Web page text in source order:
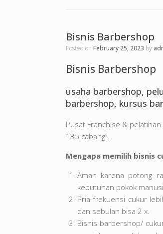
Bisnis Barbershop
Posted on February 25, 2023 by
Bisnis Barbershop
usaha barbershop,
barbershop, kursus
Pusat Franchise & pelatihan
135 cabang”.
Mengapa memilih bisnis
Aman karena potong
kebutuhan pokok
Pria frekuensi cukur
dan sebulan bisa 2 x.
Bisnis barbershop/